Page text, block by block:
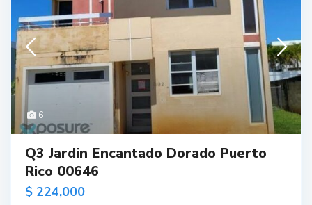
6
Q3 Jardin Encantado Dorado Puerto
Rico 00646
$ 224,000